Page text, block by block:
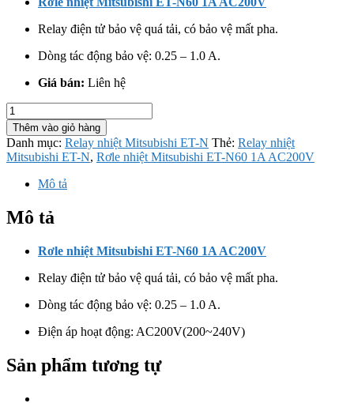
Relay điện tử bảo vệ quá tải, có bảo vệ mất pha.
Dòng tác động bảo vệ: 0.25 – 1.0 A.
Giá bán: Liên hệ
Rơle
nhiệt
Mitsubishi
ET-
N60
AC200V
số
lượng
Thêm vào giỏ hàng
Danh mục: Relay nhiệt Mitsubishi ET-N Thẻ: Relay nhiệt
Mitsubishi ET-N, Rơle nhiệt Mitsubishi ET-N60 1A AC200V
Mô tả
Mô tả
Rơle nhiệt Mitsubishi ET-N60 1A AC200V
Relay điện tử bảo vệ quá tải, có bảo vệ mất pha.
Dòng tác động bảo vệ: 0.25 – 1.0 A.
Điện áp hoạt động: AC200V(200~240V)
Sản phẩm tương tự